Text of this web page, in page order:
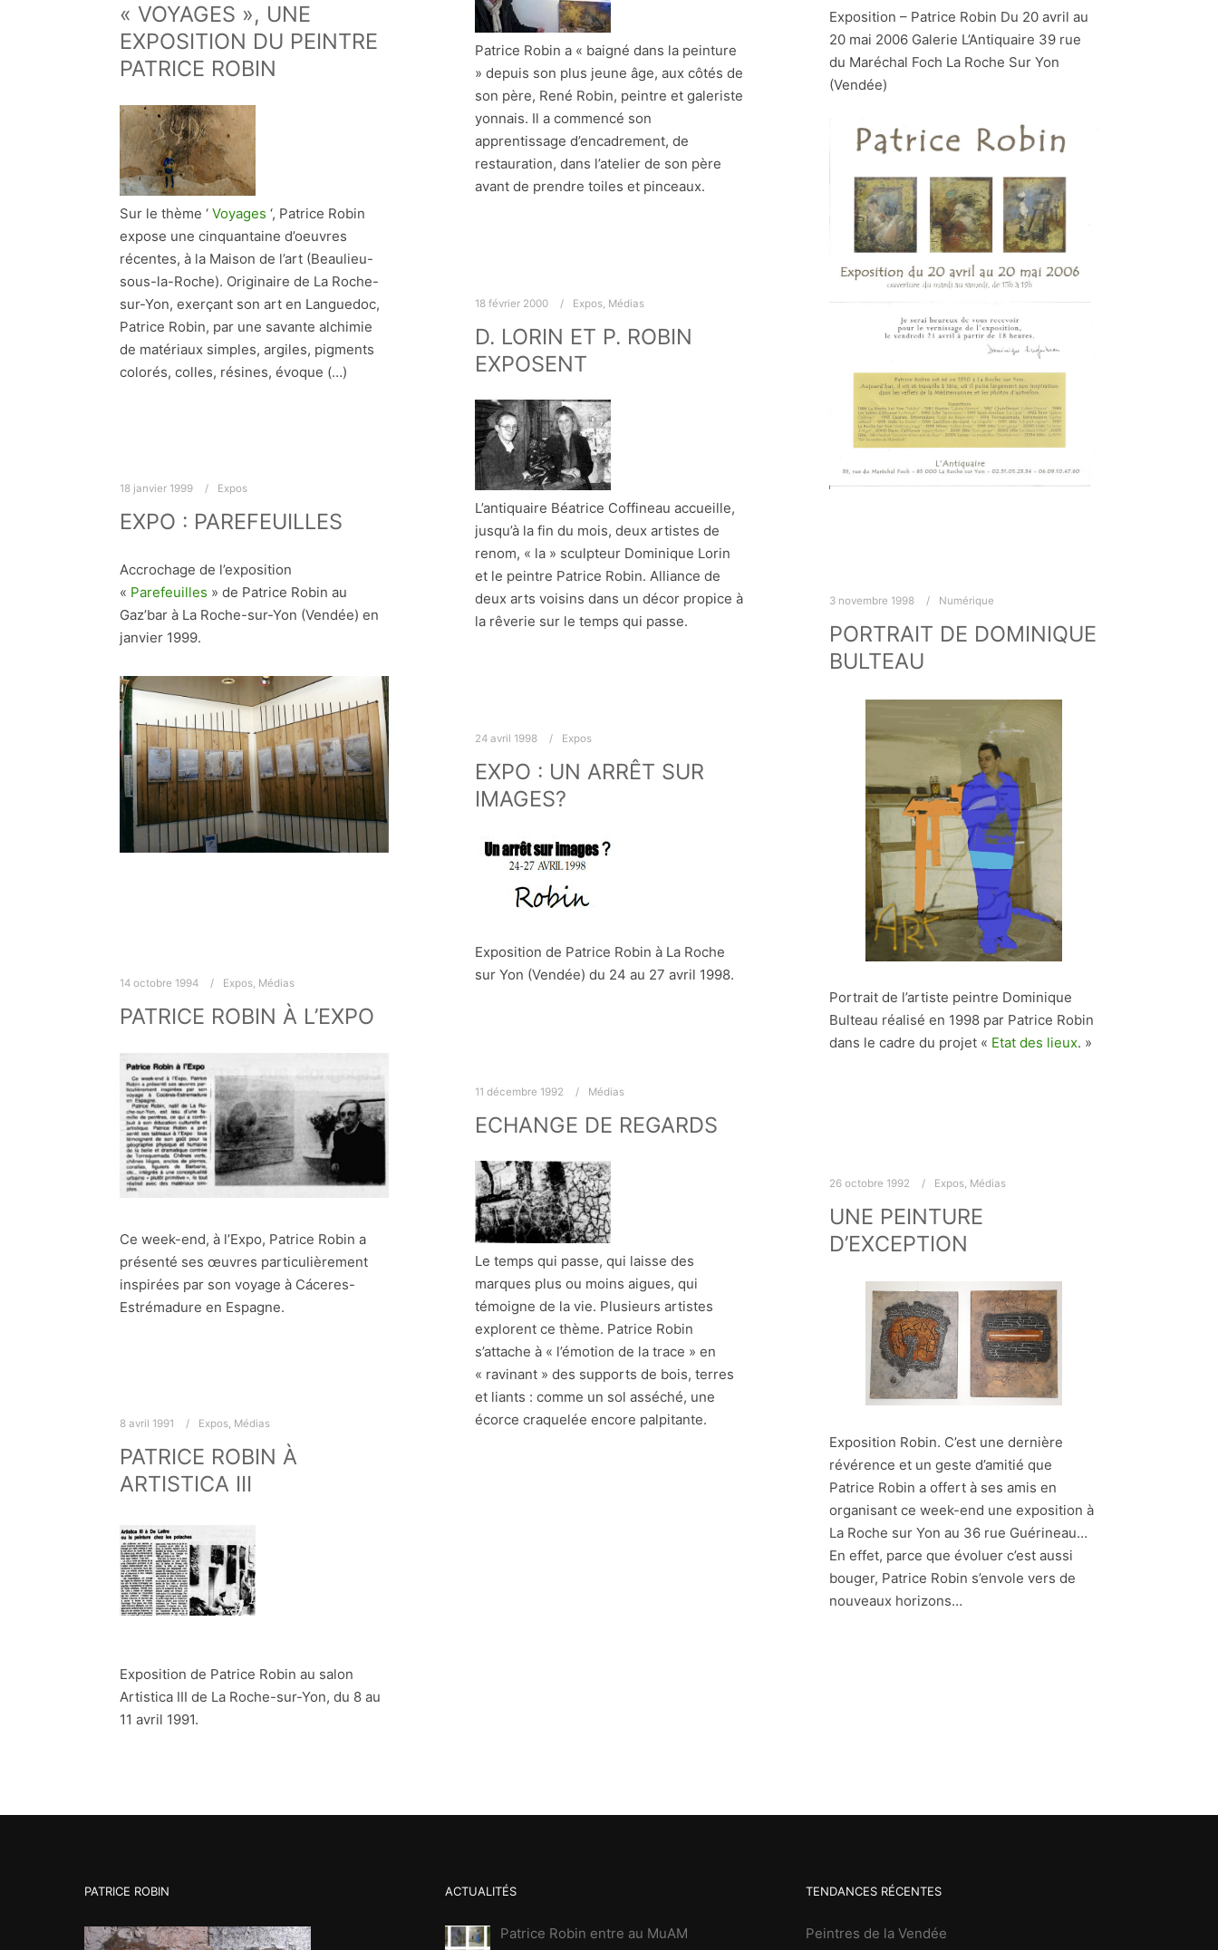
Patrice Robin a « baigné dans la peinture
» depuis son plus jeune âge, aux côtés de
son père, René Robin, peintre et galeriste
yonnais. Il a commencé son
apprentissage d’encadrement, de
restauration, dans l’atelier de son père
avant de prendre toiles et pinceaux.
Exposition – Patrice Robin Du 20 avril au
20 mai 2006 Galerie L’Antiquaire 39 rue
du Maréchal Foch La Roche Sur Yon
(Vendée)
« VOYAGES », UNE
EXPOSITION DU PEINTRE
PATRICE ROBIN
Sur le thème ‘ Voyages ‘, Patrice Robin
expose une cinquantaine d’oeuvres
récentes, à la Maison de l’art (Beaulieu-
sous-la-Roche). Originaire de La Roche-
sur-Yon, exerçant son art en Languedoc,
Patrice Robin, par une savante alchimie
de matériaux simples, argiles, pigments
colorés, colles, résines, évoque (…)
18 février 2000 Expos, Médias
D. LORIN ET P. ROBIN
EXPOSENT
L’antiquaire Béatrice Coffineau accueille,
jusqu’à la fin du mois, deux artistes de
renom, « la » sculpteur Dominique Lorin
et le peintre Patrice Robin. Alliance de
deux arts voisins dans un décor propice à
la rêverie sur le temps qui passe.
18 janvier 1999 Expos
EXPO : PAREFEUILLES
Accrochage de l’exposition
« Parefeuilles » de Patrice Robin au
Gaz’bar à La Roche-sur-Yon (Vendée) en
janvier 1999.
3 novembre 1998 Numérique
PORTRAIT DE DOMINIQUE
BULTEAU
Portrait de l’artiste peintre Dominique
Bulteau réalisé en 1998 par Patrice Robin
dans le cadre du projet « Etat des lieux. »
24 avril 1998 Expos
EXPO : UN ARRÊT SUR
IMAGES?
Exposition de Patrice Robin à La Roche
sur Yon (Vendée) du 24 au 27 avril 1998.
14 octobre 1994 Expos, Médias
PATRICE ROBIN À L’EXPO
Ce week-end, à l’Expo, Patrice Robin a
présenté ses œuvres particulièrement
inspirées par son voyage à Cáceres-
Estrémadure en Espagne.
11 décembre 1992 Médias
ECHANGE DE REGARDS
Le temps qui passe, qui laisse des
marques plus ou moins aigues, qui
témoigne de la vie. Plusieurs artistes
explorent ce thème. Patrice Robin
s’attache à « l’émotion de la trace » en
« ravinant » des supports de bois, terres
et liants : comme un sol asséché, une
écorce craquelée encore palpitante.
26 octobre 1992 Expos Médias
UNE PEINTURE
D’EXCEPTION
Exposition Robin. C’est une dernière
révérence et un geste d’amitié que
Patrice Robin a offert à ses amis en
organisant ce week-end une exposition à
La Roche sur Yon au 36 rue Guérineau…
En effet, parce que évoluer c’est aussi
bouger, Patrice Robin s’envole vers de
nouveaux horizons…
8 avril 1991 Expos, Médias
PATRICE ROBIN À
ARTISTICA III
Exposition de Patrice Robin au salon
Artistica III de La Roche-sur-Yon, du 8 au
11 avril 1991.
PATRICE ROBIN ACTUALITÉS
Patrice Robin entre au MuAM
TENDANCES RÉCENTES
Peintres de la Vendée